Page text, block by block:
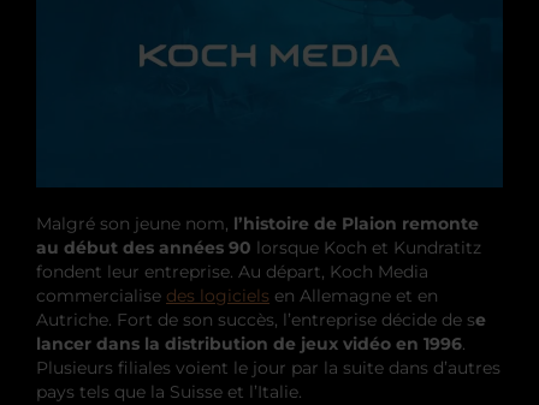
Malgré son jeune nom, l’histoire de Plaion remonte
au début des années 90 lorsque Koch et Kundratitz
fondent leur entreprise. Au départ, Koch Media
commercialise des logiciels en Allemagne et en
Autriche. Fort de son succès, l’entreprise décide de se
lancer dans la distribution de jeux vidéo en 1996.
Plusieurs filiales voient le jour par la suite dans d’autres
pays tels que la Suisse et l’Italie.